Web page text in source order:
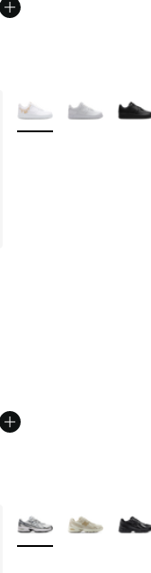
Plus de couleurs
Plus de couleurs